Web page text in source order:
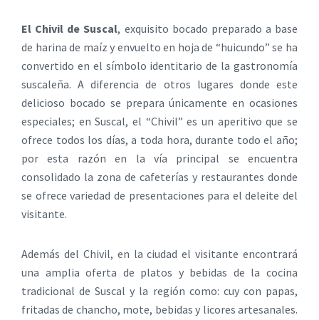
El Chivil de Suscal, exquisito bocado preparado a base
de harina de maíz y envuelto en hoja de “huicundo” se ha
convertido en el símbolo identitario de la gastronomía
suscaleña. A diferencia de otros lugares donde este
delicioso bocado se prepara únicamente en ocasiones
especiales; en Suscal, el “Chivil” es un aperitivo que se
ofrece todos los días, a toda hora, durante todo el año;
por esta razón en la vía principal se encuentra
consolidado la zona de cafeterías y restaurantes donde
se ofrece variedad de presentaciones para el deleite del
visitante.
Además del Chivil, en la ciudad el visitante encontrará
una amplia oferta de platos y bebidas de la cocina
tradicional de Suscal y la región como: cuy con papas,
fritadas de chancho, mote, bebidas y licores artesanales.